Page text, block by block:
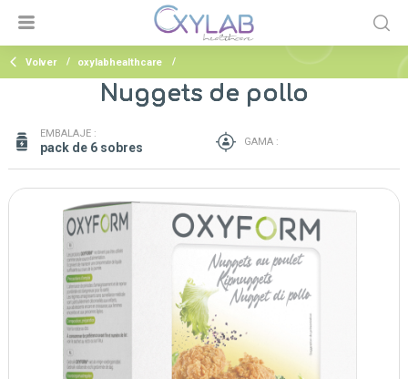
Volver oxylabhealthcare
Nuggets de pollo
EMBALAJE :
pack de 6 sobres GAMA :